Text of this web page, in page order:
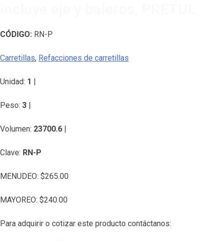
CÓDIGO: RN-P
Carretillas, Refacciones de carretillas
Unidad: 1 |
Peso: 3 |
Volumen: 23700.6 |
Clave: RN-P
MENUDEO: $265.00
MAYOREO: $240.00
Para adquirir o cotizar este producto contáctanos: